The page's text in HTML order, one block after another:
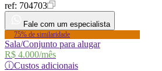
ref: 704703
Fale com um especialista
75% de similaridade
Sala/Conjunto para alugar
R$ 4.000/mês
ⓘCustos adicionais